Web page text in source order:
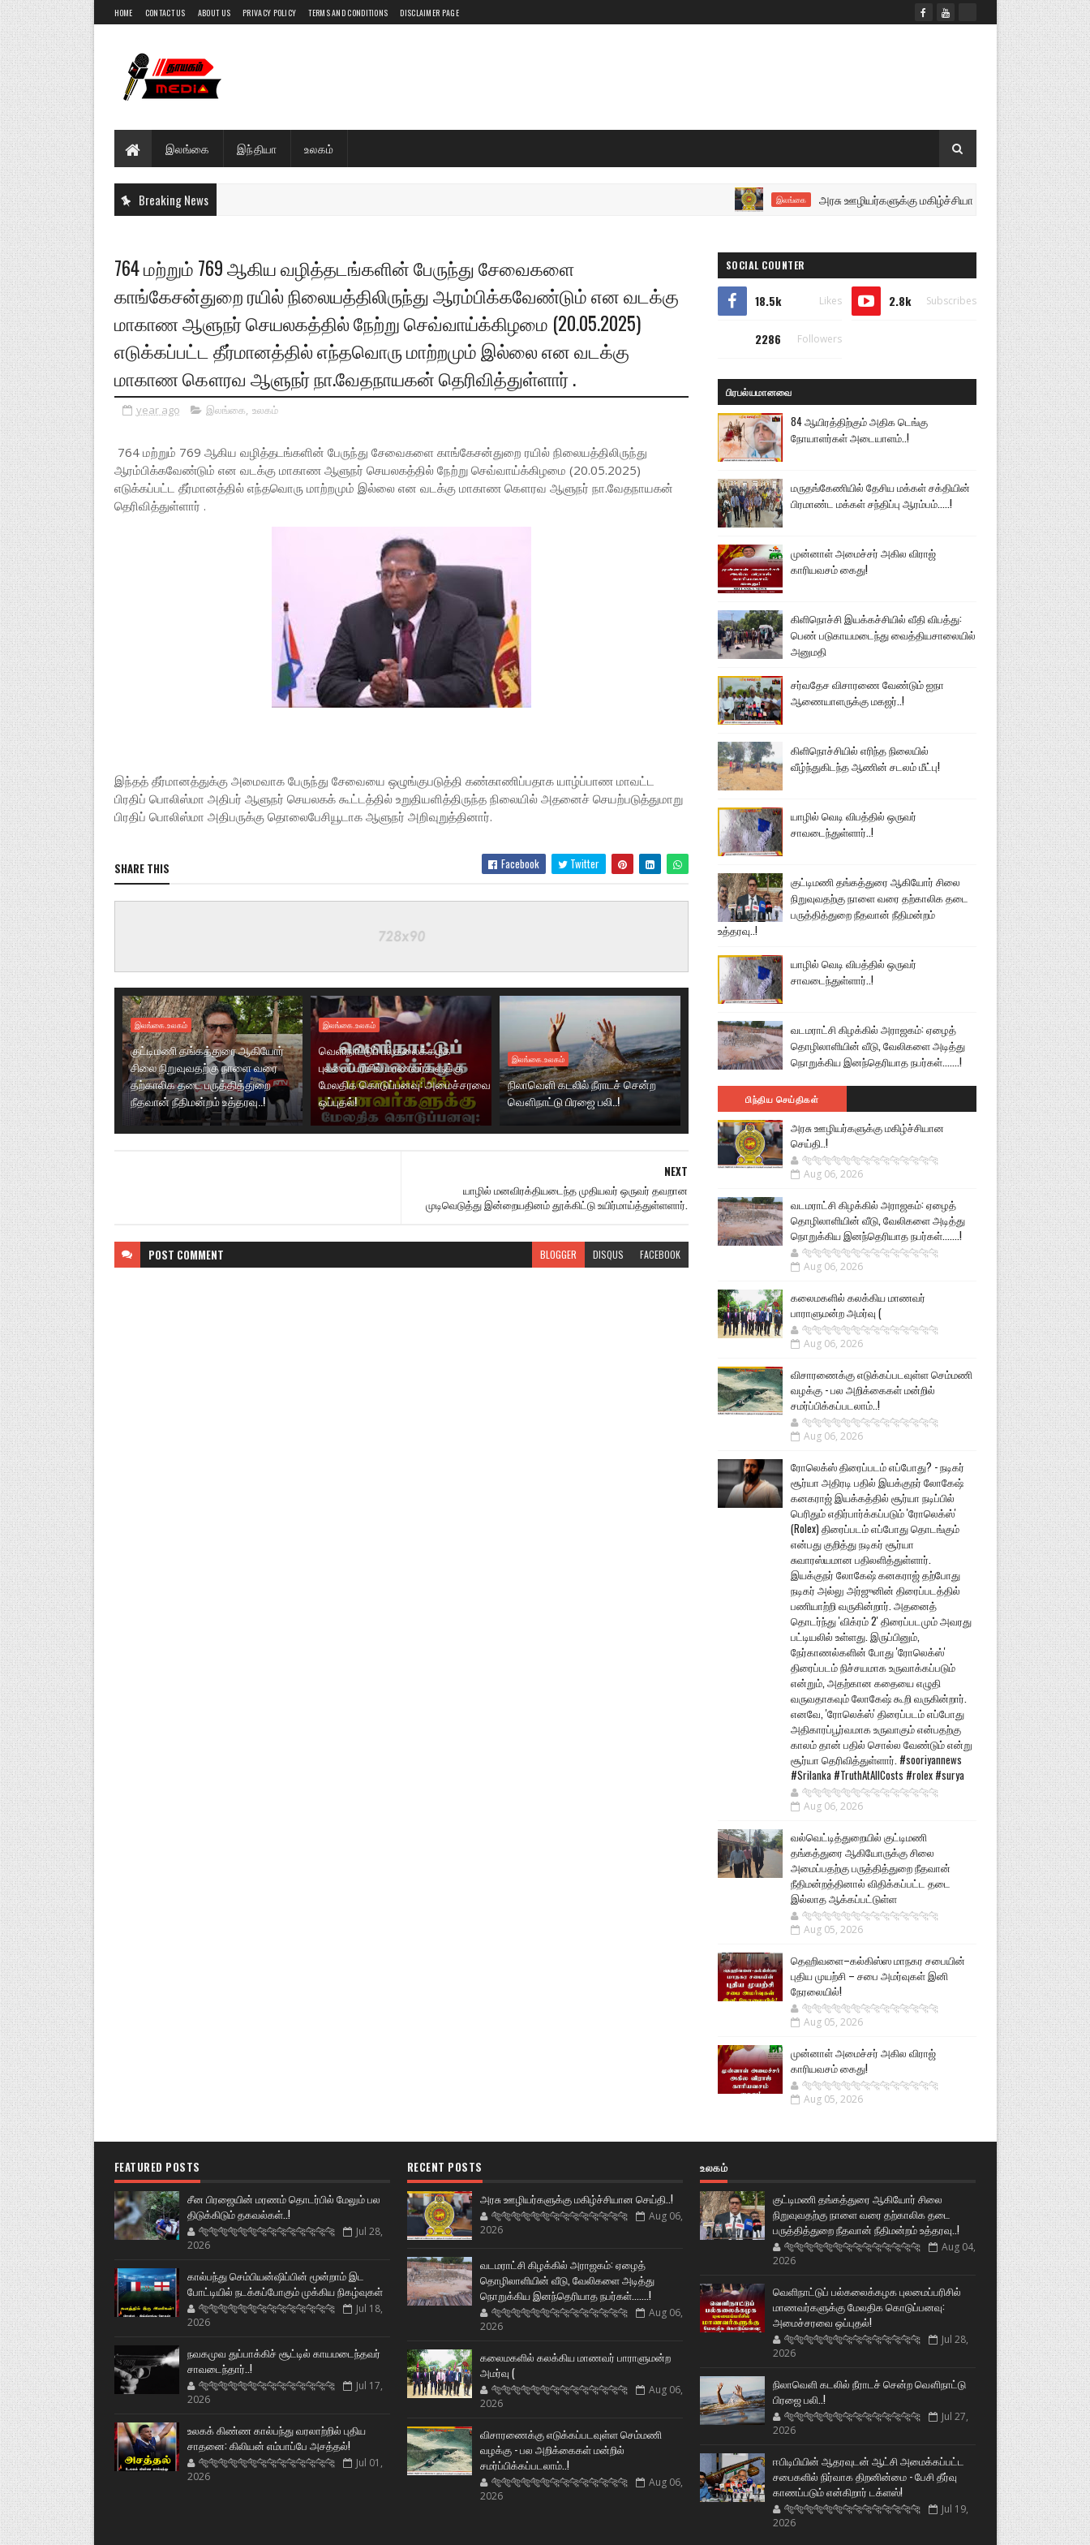
HOME CONTACT US ABOUT US PRIVACY POLICY TERMS AND CONDITIONS DISCLAIMER PAGE
இலங்கை இந்தியா உலகம்
Breaking News இலங்கை அரசு ஊழியர்களுக்கு மகிழ்ச்சியான செய்தி..! இலங்கை
764 மற்றும் 769 ஆகிய வழித்தடங்களின் பேருந்து சேவைகளை
காங்கேசன்துறை ரயில் நிலையத்திலிருந்து ஆரம்பிக்கவேண்டும் என வடக்கு
மாகாண ஆளுநர் செயலகத்தில் நேற்று செவ்வாய்க்கிழமை (20.05.2025)
எடுக்கப்பட்ட தீர்மானத்தில் எந்தவொரு மாற்றமும் இல்லை என வடக்கு
மாகாண கௌரவ ஆளுநர் நா.வேதநாயகன் தெரிவித்துள்ளார் .
year ago இலங்கை, உலகம்
764 மற்றும் 769 ஆகிய வழித்தடங்களின் பேருந்து சேவைகளை காங்கேசன்துறை ரயில் நிலையத்திலிருந்து
ஆரம்பிக்கவேண்டும் என வடக்கு மாகாண ஆளுநர் செயலகத்தில் நேற்று செவ்வாய்க்கிழமை (20.05.2025)
எடுக்கப்பட்ட தீர்மானத்தில் எந்தவொரு மாற்றமும் இல்லை என வடக்கு மாகாண கௌரவ ஆளுநர் நா.வேதநாயகன்
தெரிவித்துள்ளார் .
இந்தத் தீர்மானத்துக்கு அமைவாக பேருந்து சேவையை ஒழுங்குபடுத்தி கண்காணிப்பதாக யாழ்ப்பாண மாவட்ட
பிரதிப் பொலிஸ்மா அதிபர் ஆளுநர் செயலகக் கூட்டத்தில் உறுதியளித்திருந்த நிலையில் அதனைச் செயற்படுத்துமாறு
பிரதிப் பொலிஸ்மா அதிபருக்கு தொலைபேசியூடாக ஆளுநர் அறிவுறுத்தினார்.
SHARE THIS Facebook Twitter
இலங்கை.உலகம்
குட்டிமணி தங்கத்துரை ஆகியோர்
சிலை நிறுவுவதற்கு நாளை வரை
தற்காலிக தடை பருத்தித்துறை
நீதவான் நீதிமன்றம் உத்தரவு..!
இலங்கை.உலகம்
வெளிநாட்டுப் பல்கலைக்கழக
புலமைப்பரிசில் மாணவர்களுக்கு
மேலதிக கொடுப்பனவு: அமைச்சரவை
ஒப்புதல்!
இலங்கை.உலகம்
நிலாவெளி கடலில் நீராடச் சென்ற
வௌிநாட்டு பிரஜை பலி..!
NEXT
யாழில் மனவிரக்தியடைந்த முதியவர் ஒருவர் தவறான
முடிவெடுத்து இன்றையதினம் தூக்கிட்டு உயிர்மாய்த்துள்ளளார்.
POST COMMENT BLOGGER DISQUS FACEBOOK
SOCIAL COUNTER
18.5k Likes 2.8k Subscribes
2286 Followers
பிரபல்யமானவை
84 ஆயிரத்திற்கும் அதிக டெங்கு
நோயாளர்கள் அடையாளம்..!
மருதங்கேணியில் தேசிய மக்கள் சக்தியின்
பிரமாண்ட மக்கள் சந்திப்பு ஆரம்பம்.....!
முன்னாள் அமைச்சர் அகில விராஜ்
காரியவசம் கைது!
கிளிநொச்சி இயக்கச்சியில் வீதி விபத்து:
பெண் படுகாயமடைந்து வைத்தியசாலையில்
அனுமதி
சர்வதேச விசாரணை வேண்டும் ஐநா
ஆணையாளருக்கு மகஜர்..!
கிளிநொச்சியில் எரிந்த நிலையில்
வீழ்ந்துகிடந்த ஆணின் சடலம் மீட்பு!
யாழில் வெடி விபத்தில் ஒருவர்
சாவடைந்துள்ளார்..!
குட்டிமணி தங்கத்துரை ஆகியோர் சிலை
நிறுவுவதற்கு நாளை வரை தற்காலிக தடை
பருத்தித்துறை நீதவான் நீதிமன்றம்
உத்தரவு..!
யாழில் வெடி விபத்தில் ஒருவர்
சாவடைந்துள்ளார்..!
வடமராட்சி கிழக்கில் அராஜகம்: ஏழைத்
தொழிலாளியின் வீடு, வேலிகளை அடித்து
நொறுக்கிய இனந்தெரியாத நபர்கள்.......!
பிந்திய செய்திகள்
அரசு ஊழியர்களுக்கு மகிழ்ச்சியான
செய்தி..!
🐅🐅🐅🐅🐅🐅🐆🐆🐆🐆🐆🐆🐆🐆
Aug 06, 2026
வடமராட்சி கிழக்கில் அராஜகம்: ஏழைத்
தொழிலாளியின் வீடு, வேலிகளை அடித்து
நொறுக்கிய இனந்தெரியாத நபர்கள்.......!
🐅🐅🐅🐅🐅🐅🐆🐆🐆🐆🐆🐆🐆🐆
Aug 06, 2026
கலைமகளில் கலக்கிய மாணவர்
பாராளுமன்ற அமர்வு (
🐅🐅🐅🐅🐅🐅🐆🐆🐆🐆🐆🐆🐆🐆
Aug 06, 2026
விசாரணைக்கு எடுக்கப்படவுள்ள செம்மணி
வழக்கு - பல அறிக்கைகள் மன்றில்
சமர்ப்பிக்கப்படலாம்..!
🐅🐅🐅🐅🐅🐅🐆🐆🐆🐆🐆🐆🐆🐆
Aug 06, 2026
ரோலெக்ஸ் திரைப்படம் எப்போது? - நடிகர்
சூர்யா அதிரடி பதில் இயக்குநர் லோகேஷ்
கனகராஜ் இயக்கத்தில் சூர்யா நடிப்பில்
பெரிதும் எதிர்பார்க்கப்படும் 'ரோலெக்ஸ்'
(Rolex) திரைப்படம் எப்போது தொடங்கும்
என்பது குறித்து நடிகர் சூர்யா
சுவாரஸ்யமான பதிலளித்துள்ளார்.
இயக்குநர் லோகேஷ் கனகராஜ் தற்போது
நடிகர் அல்லு அர்ஜுனின் திரைப்படத்தில்
பணியாற்றி வருகின்றார். அதனைத்
தொடர்ந்து 'விக்ரம் 2' திரைப்படமும் அவரது
பட்டியலில் உள்ளது. இருப்பினும்,
நேர்காணல்களின் போது 'ரோலெக்ஸ்'
திரைப்படம் நிச்சயமாக உருவாக்கப்படும்
என்றும், அதற்கான கதையை எழுதி
வருவதாகவும் லோகேஷ் கூறி வருகின்றார்.
எனவே, 'ரோலெக்ஸ்' திரைப்படம் எப்போது
அதிகாரப்பூர்வமாக உருவாகும் என்பதற்கு
காலம் தான் பதில் சொல்ல வேண்டும் என்று
சூர்யா தெரிவித்துள்ளார். #sooriyannews
#Srilanka #TruthAtAllCosts #rolex #surya
🐅🐅🐅🐅🐅🐅🐆🐆🐆🐆🐆🐆🐆🐆
Aug 06, 2026
வல்வெட்டித்துறையில் குட்டிமணி
தங்கத்துரை ஆகியோருக்கு சிலை
அமைப்பதற்கு பருத்தித்துறை நீதவான்
நீதிமன்றத்தினால் விதிக்கப்பட்ட தடை
இல்லாத ஆக்கப்பட்டுள்ள
🐅🐅🐅🐅🐅🐅🐆🐆🐆🐆🐆🐆🐆🐆
Aug 05, 2026
தெஹிவளை–கல்கிஸ்ஸ மாநகர சபையின்
புதிய முயற்சி – சபை அமர்வுகள் இனி
நேரலையில்!
🐅🐅🐅🐅🐅🐅🐆🐆🐆🐆🐆🐆🐆🐆
Aug 05, 2026
முன்னாள் அமைச்சர் அகில விராஜ்
காரியவசம் கைது!
🐅🐅🐅🐅🐅🐅🐆🐆🐆🐆🐆🐆🐆🐆
Aug 05, 2026
FEATURED POSTS
சீன பிரஜையின் மரணம் தொடர்பில் மேலும் பல
திடுக்கிடும் தகவல்கள்..!
🐅🐅🐅🐅🐅🐅🐆🐆🐆🐆🐆🐆🐆🐆
Jul 28,
2026
கால்பந்து செம்பியன்ஷிப்பின் மூன்றாம் இட
போட்டியில் நடக்கப்போகும் முக்கிய நிகழ்வுகள்
🐅🐅🐅🐅🐅🐅🐆🐆🐆🐆🐆🐆🐆🐆
Jul 18,
2026
நவகமுவ துப்பாக்கிச் சூட்டில் காயமடைந்தவர்
சாவடைந்தார்..!
🐅🐅🐅🐅🐅🐅🐆🐆🐆🐆🐆🐆🐆🐆
Jul 17,
2026
உலகக் கிண்ண கால்பந்து வரலாற்றில் புதிய
சாதனை: கிலியன் எம்பாப்பே அசத்தல்!
🐅🐅🐅🐅🐅🐅🐆🐆🐆🐆🐆🐆🐆🐆
Jul 01,
2026
RECENT POSTS
அரசு ஊழியர்களுக்கு மகிழ்ச்சியான செய்தி..!
🐅🐅🐅🐅🐅🐅🐆🐆🐆🐆🐆🐆🐆🐆
Aug 06,
2026
வடமராட்சி கிழக்கில் அராஜகம்: ஏழைத்
தொழிலாளியின் வீடு, வேலிகளை அடித்து
நொறுக்கிய இனந்தெரியாத நபர்கள்.......!
🐅🐅🐅🐅🐅🐅🐆🐆🐆🐆🐆🐆🐆🐆
Aug 06,
2026
கலைமகளில் கலக்கிய மாணவர் பாராளுமன்ற
அமர்வு (
🐅🐅🐅🐅🐅🐅🐆🐆🐆🐆🐆🐆🐆🐆
Aug 06,
2026
விசாரணைக்கு எடுக்கப்படவுள்ள செம்மணி
வழக்கு - பல அறிக்கைகள் மன்றில்
சமர்ப்பிக்கப்படலாம்..!
🐅🐅🐅🐅🐅🐅🐆🐆🐆🐆🐆🐆🐆🐆
Aug 06,
2026
உலகம்
குட்டிமணி தங்கத்துரை ஆகியோர் சிலை
நிறுவுவதற்கு நாளை வரை தற்காலிக தடை
பருத்தித்துறை நீதவான் நீதிமன்றம் உத்தரவு..!
🐅🐅🐅🐅🐅🐅🐆🐆🐆🐆🐆🐆🐆🐆
Aug 04,
2026
வெளிநாட்டுப் பல்கலைக்கழக புலமைப்பரிசில்
மாணவர்களுக்கு மேலதிக கொடுப்பனவு:
அமைச்சரவை ஒப்புதல்!
🐅🐅🐅🐅🐅🐅🐆🐆🐆🐆🐆🐆🐆🐆
Jul 28,
2026
நிலாவெளி கடலில் நீராடச் சென்ற வௌிநாட்டு
பிரஜை பலி..!
🐅🐅🐅🐅🐅🐅🐆🐆🐆🐆🐆🐆🐆🐆
Jul 27,
2026
ஈபிடிபியின் ஆதரவுடன் ஆட்சி அமைக்கப்பட்ட
சபைகளில் நிர்வாக திறனின்மை - பேசி தீர்வு
காணப்படும் என்கிறார் டக்ளஸ்!
🐅🐅🐅🐅🐅🐅🐆🐆🐆🐆🐆🐆🐆🐆
Jul 19,
2026